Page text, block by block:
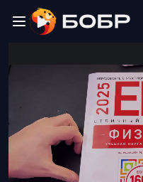
ЩЕЛЧОК
Полезные
материалы
Проверка
сочинений